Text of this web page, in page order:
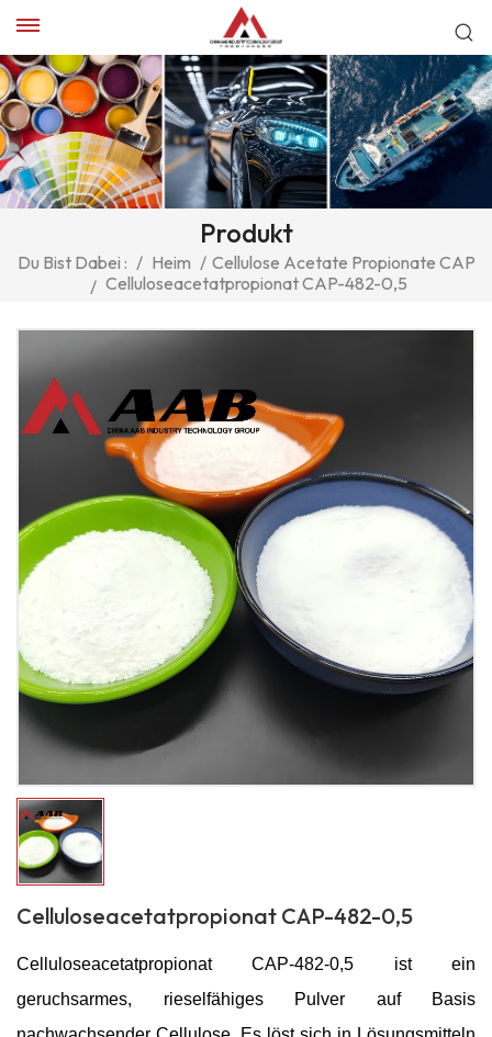
Produkt
Du Bist Dabei : / Heim / Cellulose Acetate Propionate CAP
/ Celluloseacetatpropionat CAP-482-0,5
Celluloseacetatpropionat CAP-482-0,5
Celluloseacetatpropionat CAP-482-0,5 ist ein
geruchsarmes, rieselfähiges Pulver auf Basis